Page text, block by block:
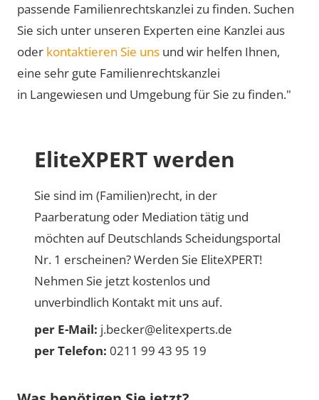
passende Familienrechtskanzlei zu finden. Suchen
Sie sich unter unseren Experten eine Kanzlei aus
oder kontaktieren Sie uns und wir helfen Ihnen,
eine sehr gute Familienrechtskanzlei
in Langewiesen und Umgebung für Sie zu finden."
EliteXPERT werden
Sie sind im (Familien)recht, in der
Paarberatung oder Mediation tätig und
möchten auf Deutschlands Scheidungsportal
Nr. 1 erscheinen? Werden Sie EliteXPERT!
Nehmen Sie jetzt kostenlos und
unverbindlich Kontakt mit uns auf.
per E-Mail: j.becker@elitexperts.de
per Telefon: 0211 99 43 95 19